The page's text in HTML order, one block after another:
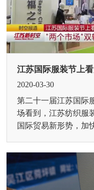
2020-03-30
第二十一届江苏国际
场看到，江苏纺织服
国际贸易新形势，加